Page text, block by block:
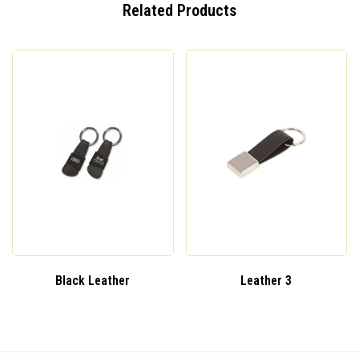
Related Products
Black Leather Leather 3